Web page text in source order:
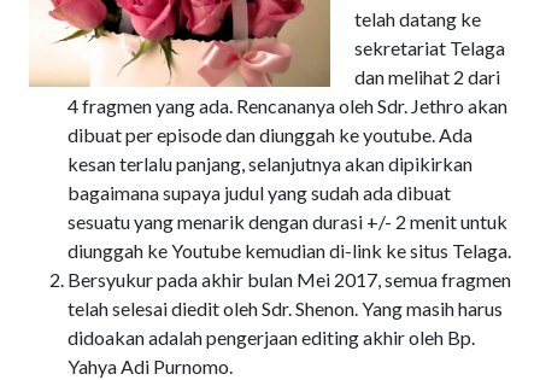
telah datang ke
sekretariat Telaga
dan melihat 2 dari
4 fragmen yang ada. Rencananya oleh Sdr. Jethro akan
dibuat per episode dan diunggah ke youtube. Ada
kesan terlalu panjang, selanjutnya akan dipikirkan
bagaimana supaya judul yang sudah ada dibuat
sesuatu yang menarik dengan durasi +/- 2 menit untuk
diunggah ke Youtube kemudian di-link ke situs Telaga.
Bersyukur pada akhir bulan Mei 2017, semua fragmen
telah selesai diedit oleh Sdr. Shenon. Yang masih harus
didoakan adalah pengerjaan editing akhir oleh Bp.
Yahya Adi Purnomo.